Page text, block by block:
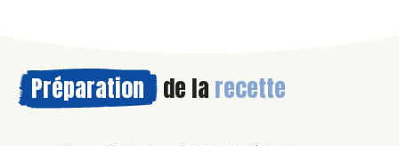
Préparation de la recette